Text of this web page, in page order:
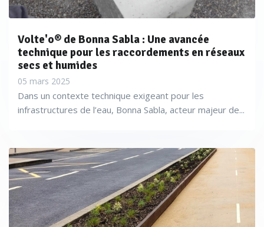
Volte'o® de Bonna Sabla : Une avancée
technique pour les raccordements en réseaux
secs et humides
05 mars 2025
Dans un contexte technique exigeant pour les
infrastructures de l’eau, Bonna Sabla, acteur majeur de...